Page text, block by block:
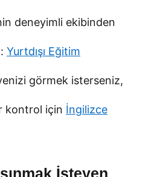
deneyimli ekibinden
Yurtdışı Eğitim
görmek isterseniz,
kontrol için İngilizce
İsteyen